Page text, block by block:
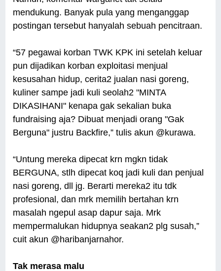
mendukung. Banyak pula yang menganggap
postingan tersebut hanyalah sebuah pencitraan.
“57 pegawai korban TWK KPK ini setelah keluar
pun dijadikan korban exploitasi menjual
kesusahan hidup, cerita2 jualan nasi goreng,
kuliner sampe jadi kuli seolah2 "MINTA
DIKASIHANI" kenapa gak sekalian buka
fundraising aja? Dibuat menjadi orang "Gak
Berguna" justru Backfire,” tulis akun @kurawa.
“Untung mereka dipecat krn mgkn tidak
BERGUNA, stlh dipecat koq jadi kuli dan penjual
nasi goreng, dll jg. Berarti mereka2 itu tdk
profesional, dan mrk memilih bertahan krn
masalah ngepul asap dapur saja. Mrk
mempermalukan hidupnya seakan2 plg susah,”
cuit akun @haribanjarnahor.
Tak merasa malu